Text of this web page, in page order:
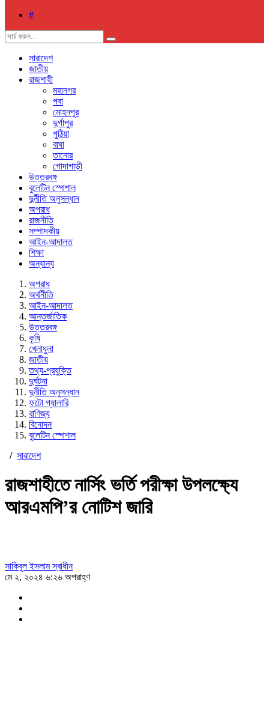
#
সারাদেশ
জাতীয়
রাজশাহী
মহানগর
পবা
মোহনপুর
দুর্গাপুর
পুঠিয়া
বাঘা
তানোর
গোদাগাড়ী
উত্তরবঙ্গ
বুলেটিন স্পেশাল
দুর্নীতি অনুসন্ধান
অপরাধ
রাজনীতি
সম্পাদকীয়
আইন-আদালত
শিক্ষা
অন্যান্য
অপরাধ
অর্থনীতি
আইন-আদালত
আন্তর্জাতিক
উত্তরবঙ্গ
কৃষি
খেলাধুলা
জাতীয়
তথ্য-প্রযুক্তি
দুর্ঘটনা
দুর্নীতি অনুসন্ধান
ফটো গ্যালারি
বাণিজ্য
বিনোদন
বুলেটিন স্পেশাল
/ সারাদেশ
রাজশাহীতে নার্সিং ভর্তি পরীক্ষা উপলক্ষ্যে
আরএমপি’র নোটিশ জারি
সাকিবুল ইসলাম স্বাধীন
মে ২, ২০২৪ ৬:২৬ অপরাহ্ণ